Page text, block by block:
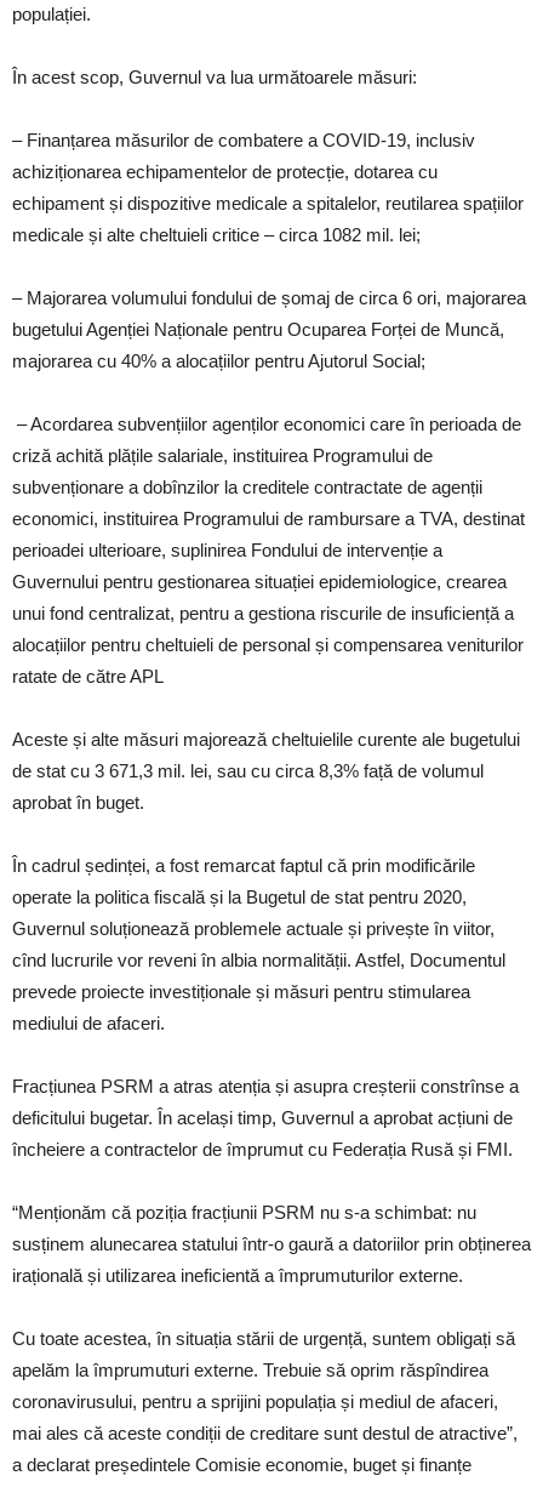
populației.
În acest scop, Guvernul va lua următoarele măsuri:
– Finanțarea măsurilor de combatere a COVID-19, inclusiv
achiziționarea echipamentelor de protecție, dotarea cu
echipament și dispozitive medicale a spitalelor, reutilarea spațiilor
medicale și alte cheltuieli critice – circa 1082 mil. lei;
– Majorarea volumului fondului de șomaj de circa 6 ori, majorarea
bugetului Agenției Naționale pentru Ocuparea Forței de Muncă,
majorarea cu 40% a alocațiilor pentru Ajutorul Social;
– Acordarea subvențiilor agenților economici care în perioada de
criză achită plățile salariale, instituirea Programului de
subvenționare a dobînzilor la creditele contractate de agenții
economici, instituirea Programului de rambursare a TVA, destinat
perioadei ulterioare, suplinirea Fondului de intervenție a
Guvernului pentru gestionarea situației epidemiologice, crearea
unui fond centralizat, pentru a gestiona riscurile de insuficiență a
alocațiilor pentru cheltuieli de personal și compensarea veniturilor
ratate de către APL
Aceste și alte măsuri majorează cheltuielile curente ale bugetului
de stat cu 3 671,3 mil. lei, sau cu circa 8,3% față de volumul
aprobat în buget.
În cadrul ședinței, a fost remarcat faptul că prin modificările
operate la politica fiscală și la Bugetul de stat pentru 2020,
Guvernul soluționează problemele actuale și privește în viitor,
cînd lucrurile vor reveni în albia normalității. Astfel, Documentul
prevede proiecte investiționale și măsuri pentru stimularea
mediului de afaceri.
Fracțiunea PSRM a atras atenția și asupra creșterii constrînse a
deficitului bugetar. În același timp, Guvernul a aprobat acțiuni de
încheiere a contractelor de împrumut cu Federația Rusă și FMI.
“Menționăm că poziția fracțiunii PSRM nu s-a schimbat: nu
susținem alunecarea statului într-o gaură a datoriilor prin obținerea
irațională și utilizarea ineficientă a împrumuturilor externe.
Cu toate acestea, în situația stării de urgență, suntem obligați să
apelăm la împrumuturi externe. Trebuie să oprim răspîndirea
coronavirusului, pentru a sprijini populația și mediul de afaceri,
mai ales că aceste condiții de creditare sunt destul de atractive”,
a declarat președintele Comisie economie, buget și finanțe